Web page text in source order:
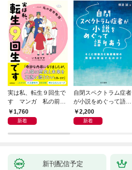
実は私、転生９回生で
す マンガ 私の前世
物語1,760
新着
自閉スペクトラム症者
が小説をめぐって語り
あう2,200
新着
新刊配信予定